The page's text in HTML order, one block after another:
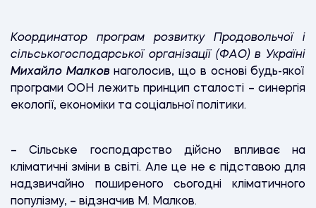
Координатор програм розвитку Продовольчої і
сільськогосподарської організації (ФАО) в Україні
Михайло Малковнаголосив, що в основі будь-якої
програми ООН лежить принцип сталості – синергія
екології, економіки та соціальної політики.
– Сільське господарство дійсно впливає на
кліматичні зміни в світі. Але це не є підставою для
надзвичайно поширеного сьогодні кліматичного
популізму, – відзначив М. Малков.